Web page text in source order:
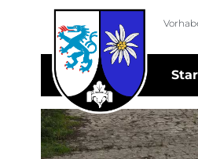
Navigation überspringen
Navigation überspringen